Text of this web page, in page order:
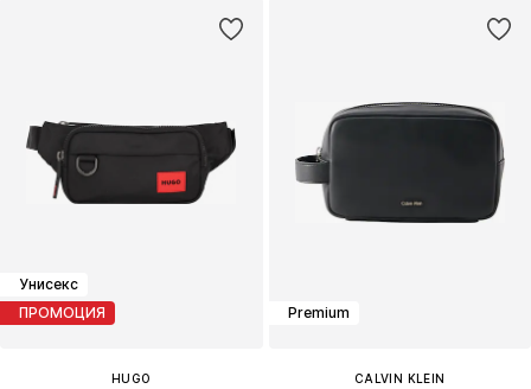
Унисекс
ПРОМОЦИЯ
HUGO
Premium
CALVIN KLEIN